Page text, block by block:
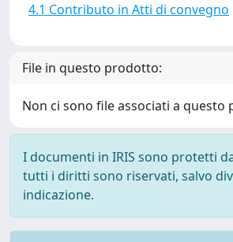
4.1 Contributo in Atti di convegno
File in questo prodotto:
Non ci sono file associati a questo
I documenti in IRIS sono protetti
tutti i diritti sono riservati, salvo
indicazione.